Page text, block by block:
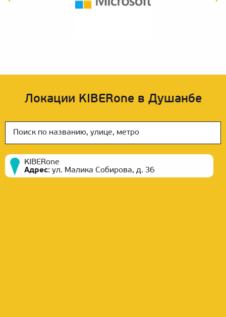
Локации KIBERone в Душанбе
KIBERone
Адрес: ул. Малика Собирова, д. 36